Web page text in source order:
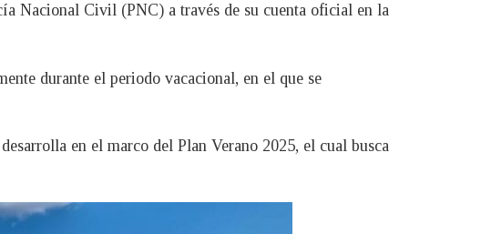
Nacional Civil (PNC) a través de su cuenta oficial en la
durante el periodo vacacional, en el que se
en el marco del Plan Verano 2025, el cual busca